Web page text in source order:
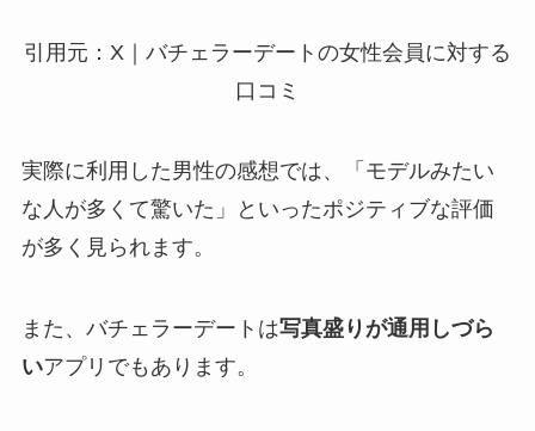
引用元：X｜バチェラーデートの女性会員に対する
口コミ
実際に利用した男性の感想では、「モデルみたい
な人が多くて驚いた」といったポジティブな評価
が多く見られます。
また、バチェラーデートは写真盛りが通用しづら
いアプリでもあります。